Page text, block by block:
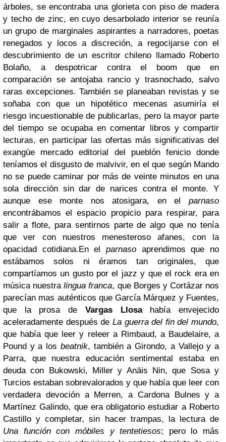
árboles, se encontraba una glorieta con piso de madera
y techo de zinc, en cuyo desarbolado interior se reunía
un grupo de marginales aspirantes a narradores, poetas
renegados y locos a discreción, a regocijarse con el
descubrimiento de un escritor chileno llamado Roberto
Bolaño, a despotricar contra el boom que en
comparación se antojaba rancio y trasnochado, salvo
raras excepciones. También se planeaban revistas y se
soñaba con que un hipotético mecenas asumiría el
riesgo incuestionable de publicarlas, pero la mayor parte
del tiempo se ocupaba en comentar libros y compartir
lecturas, en participar las ofertas más significativas del
exangüe mercado editorial del pueblón fenicio donde
teníamos el disgusto de malvivir, en el que según Mando
no se puede caminar por más de veinte minutos en una
sola dirección sin dar de narices contra el monte. Y
aunque ese monte nos atosigara, en el parnaso
encontrábamos el espacio propicio para respirar, para
salir a flote, para sentirnos parte de algo que no tenía
que ver con nuestros menesteroso afanes, con la
opacidad cotidiana.En elparnaso aprendimos que no
estábamos solos ni éramos tan originales, que
compartíamos un gusto por el jazz y que el rock era en
música nuestralingua franca, que Borges y Cortázar nos
parecían mas auténticos que García Márquez y Fuentes,
que la prosa de Vargas Llosahabía envejecido
aceleradamente después de La guerra del fin del mundo,
que había que leer y releer a Rimbaud, a Baudelaire, a
Pound y a los beatnik, también a Girondo, a Vallejo y a
Parra, que nuestra educación sentimental estaba en
deuda con Bukowski, Miller y Anäis Nin, que Sosa y
Turcios estaban sobrevalorados y que había que leer con
verdadera devoción a Merren, a Cardona Bulnes y a
Martínez Galindo, que era obligatorio estudiar a Roberto
Castillo y completar, sin hacer trampas, la lectura de
Una función con móbiles y tentetiesos; pero lo más